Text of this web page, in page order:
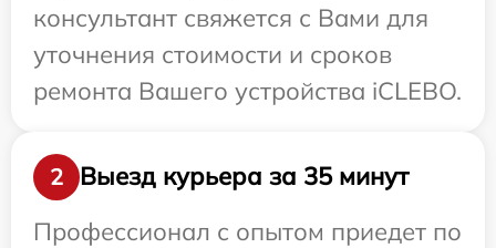
консультант свяжется с Вами для
уточнения стоимости и сроков
ремонта Вашего устройства iCLEBO.
2
Выезд курьера за 35 минут
Профессионал с опытом приедет по